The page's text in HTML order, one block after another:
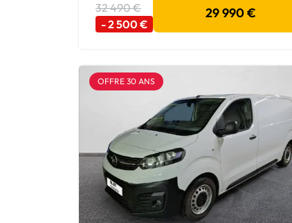
32 490 €
- 2 500 €
29 990 €
OFFRE 30 ANS